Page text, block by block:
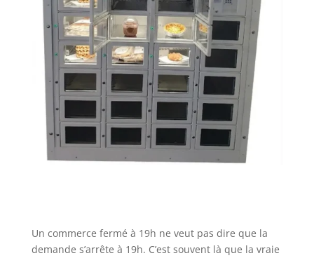
Un commerce fermé à 19h ne veut pas dire que la
demande s’arrête à 19h. C’est souvent là que la vraie